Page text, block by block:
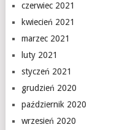
czerwiec 2021
kwiecień 2021
marzec 2021
luty 2021
styczeń 2021
grudzień 2020
październik 2020
wrzesień 2020